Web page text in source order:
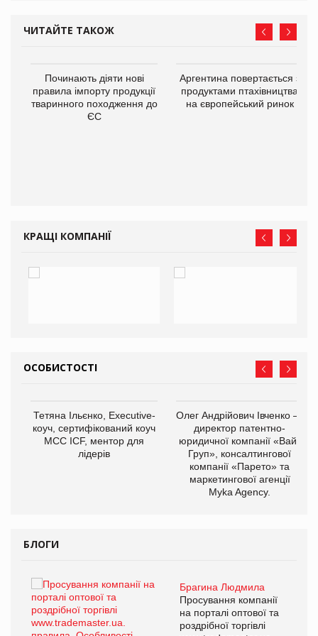
ЧИТАЙТЕ ТАКОЖ
Починають діяти нові
правила імпорту продукції
тваринного походження до
ЄС
Аргентина повертається з
продуктами птахівництва
на європейський ринок
КРАЩІ КОМПАНІЇ
ОСОБИСТОСТІ
Тетяна Ільєнко, Executive-
коуч, сертифікований коуч
МСС ICF, ментор для
лідерів
Олег Андрійович Івченко —
директор патентно-
юридичної компанії «Вайз
Груп», консалтингової
компанії «Парето» та
маркетингової агенції
Myka Agency.
БЛОГИ
Брагина Людмила
Просування компанії
на порталі оптової та
роздрібної торгівлі